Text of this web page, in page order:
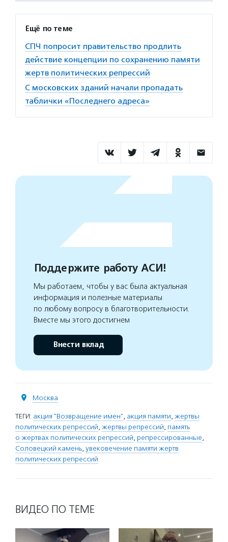
Ещё по теме
СПЧ попросит правительство продлить
действие концепции по сохранению памяти
жертв политических репрессий
С московских зданий начали пропадать
таблички «Последнего адреса»
Поддержите работу АСИ!
Мы работаем, чтобы у вас была актуальная
информация и полезные материалы
по любому вопросу в благотворительности.
Вместе мы этого достигнем
Внести вклад
Москва
ТЕГИ: акция "Возвращение имен", акция памяти, жертвы
политических репрессий, жертвы репрессий, память
о жертвах политических репрессий, репрессированные,
Соловецкий камень, увековечение памяти жертв
политических репрессий
ВИДЕО ПО ТЕМЕ